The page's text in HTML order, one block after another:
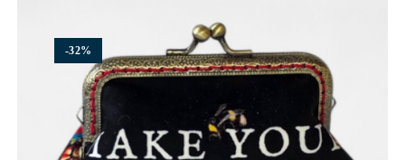
-32%